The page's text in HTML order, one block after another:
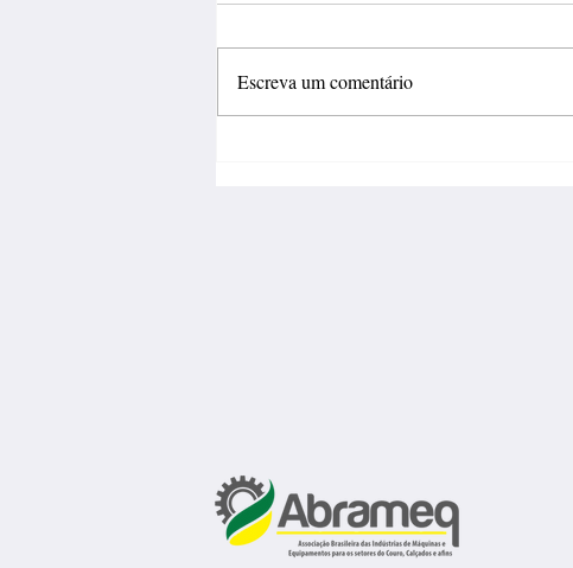
Escreva um comentário